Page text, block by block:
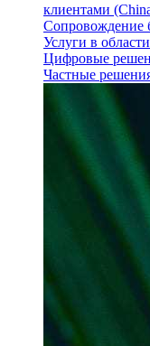
клиентами
Сопровождение
Услуги в
Цифровые
Частные